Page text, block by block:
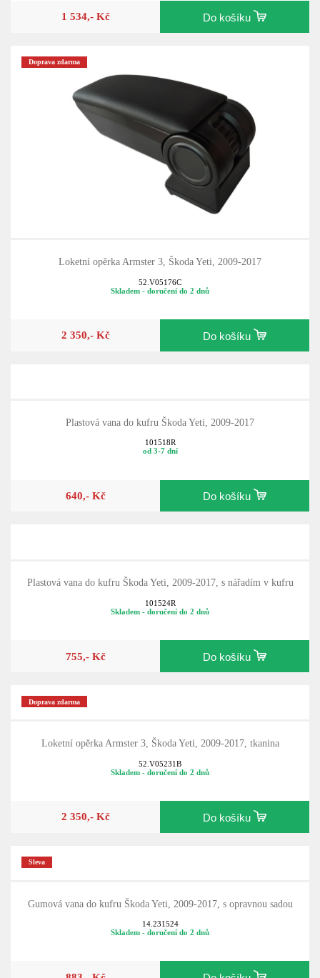
1 534,- Kč Do košíku
Doprava zdarma
Loketní opěrka Armster 3, Škoda Yeti, 2009-2017
52.V05176C
Skladem - doručení do 2 dnů
2 350,- Kč Do košíku
Plastová vana do kufru Škoda Yeti, 2009-2017
101518R
od 3-7 dní
640,- Kč Do košíku
Plastová vana do kufru Škoda Yeti, 2009-2017, s nářadím v kufru
101524R
Skladem - doručení do 2 dnů
755,- Kč Do košíku
Doprava zdarma
Loketní opěrka Armster 3, Škoda Yeti, 2009-2017, tkanina
52.V05231B
Skladem - doručení do 2 dnů
2 350,- Kč Do košíku
Sleva
Gumová vana do kufru Škoda Yeti, 2009-2017, s opravnou sadou
14.231524
Skladem - doručení do 2 dnů